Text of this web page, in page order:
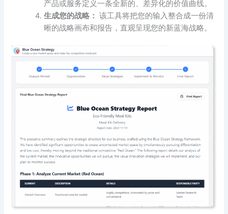
产品或服务定义一条全新的、差异化的价值曲线。
生成您的战略： 该工具将把您的输入整合成一份清
晰的战略画布和报告，直观呈现您的新蓝海战略。